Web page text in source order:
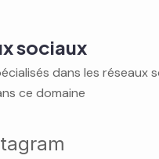
sociaux
dans les réseaux
ce domaine